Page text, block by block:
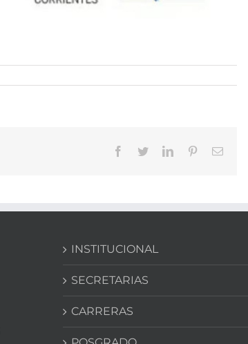
Facebook
TwitterLinkedInPinterestCorreo
INSTITUCIONAL
SECRETARIAS
CARRERAS